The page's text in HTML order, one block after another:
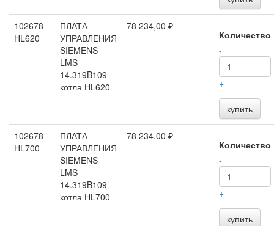
102678-
HL620
ПЛАТА
УПРАВЛЕНИЯ
SIEMENS
LMS
14.319B109
котла HL620
78 234,00 ₽
Количество
-
+
купить
102678-
HL700
ПЛАТА
УПРАВЛЕНИЯ
SIEMENS
LMS
14.319B109
котла HL700
78 234,00 ₽
Количество
-
+
купить